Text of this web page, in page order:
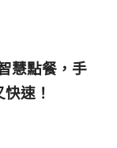
慧點餐，手
速！